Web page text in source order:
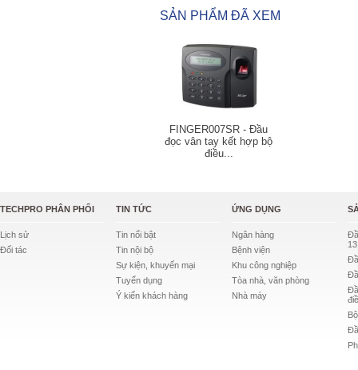
SẢN PHẨM ĐÃ XEM
FINGER007SR - Đầu
đọc vân tay kết hợp bộ
điều...
TECHPRO PHÂN PHỐI
Lịch sử
Đối tác
TIN TỨC
Tin nổi bật
Tin nội bộ
Sự kiện, khuyến mại
Tuyển dụng
Ý kiến khách hàng
ỨNG DỤNG
Ngân hàng
Bệnh viện
Khu công nghiệp
Tòa nhà, văn phòng
Nhà máy